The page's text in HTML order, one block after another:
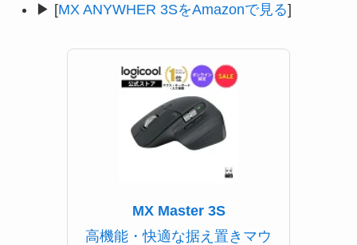
▶ [MX ANYWHER 3SをAmazonで見る]
MX Master 3S
高機能・快適な据え置きマウ